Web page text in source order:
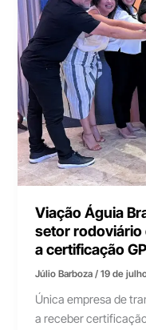
Viação Águia
setor rodoviário
a certificação
Júlio Barboza/19 de
Única empresa de
a receber